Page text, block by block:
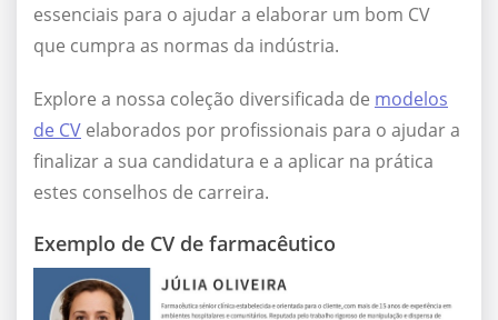
essenciais para o ajudar a elaborar um bom CV
que cumpra as normas da indústria.
Explore a nossa coleção diversificada de modelos
de CV elaborados por profissionais para o ajudar a
finalizar a sua candidatura e a aplicar na prática
estes conselhos de carreira.
Exemplo de CV de farmacêutico